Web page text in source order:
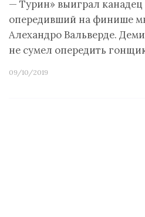
— Турин» выиграл
опередивший на финише
Алехандро Вальверде.
не сумел опередить
09/10/2019